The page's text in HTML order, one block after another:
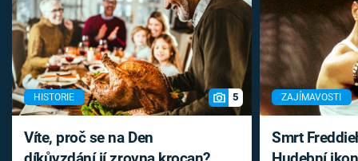
HISTORIE 5
Víte, proč se na Den
ZAJÍMAVOSTI
Smrt